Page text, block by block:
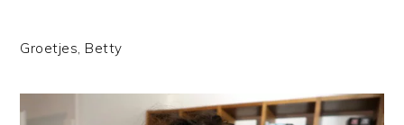
Groetjes, Betty